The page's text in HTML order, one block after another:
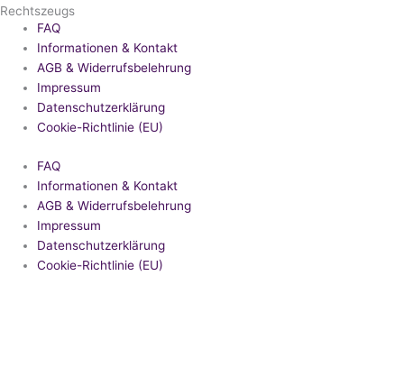
Rechtszeugs
FAQ
Informationen & Kontakt
AGB & Widerrufsbelehrung
Impressum
Datenschutzerklärung
Cookie-Richtlinie (EU)
FAQ
Informationen & Kontakt
AGB & Widerrufsbelehrung
Impressum
Datenschutzerklärung
Cookie-Richtlinie (EU)